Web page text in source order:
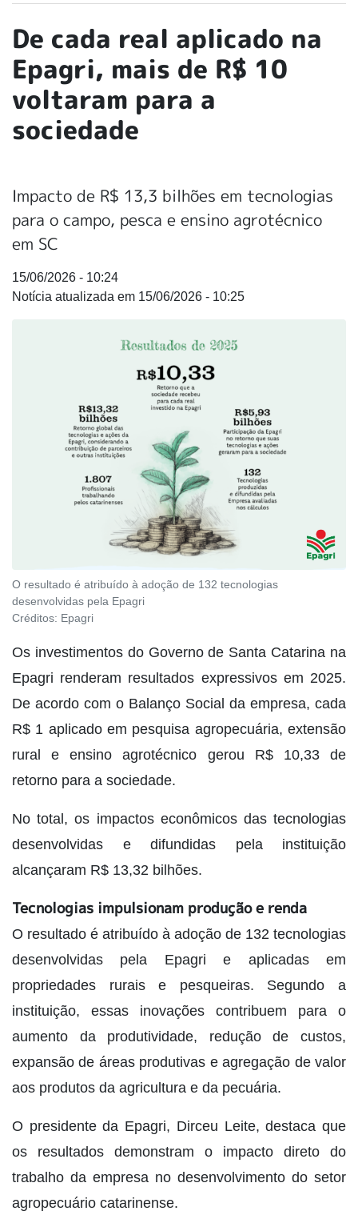
De cada real aplicado na
Epagri, mais de R$ 10
voltaram para a
sociedade
Impacto de R$ 13,3 bilhões em tecnologias
para o campo, pesca e ensino agrotécnico
em SC
15/06/2026 - 10:24
15/06/2026 - 10:25
O resultado é atribuído à adoção de 132 tecnologias
desenvolvidas pela Epagri
Créditos: Epagri
Os investimentos do Governo de Santa Catarina na
Epagri renderam resultados expressivos em 2025.
De acordo com o Balanço Social da empresa, cada
R$ 1 aplicado em pesquisa agropecuária, extensão
rural e ensino agrotécnico gerou R$ 10,33 de
retorno para a sociedade.
No total, os impactos econômicos das tecnologias
desenvolvidas e difundidas pela instituição
alcançaram R$ 13,32 bilhões.
Tecnologias impulsionam produção e renda
O resultado é atribuído à adoção de 132 tecnologias
desenvolvidas pela Epagri e aplicadas em
propriedades rurais e pesqueiras. Segundo a
instituição, essas inovações contribuem para o
aumento da produtividade, redução de custos,
expansão de áreas produtivas e agregação de valor
aos produtos da agricultura e da pecuária.
O presidente da Epagri, Dirceu Leite, destaca que
os resultados demonstram o impacto direto do
trabalho da empresa no desenvolvimento do setor
agropecuário catarinense.